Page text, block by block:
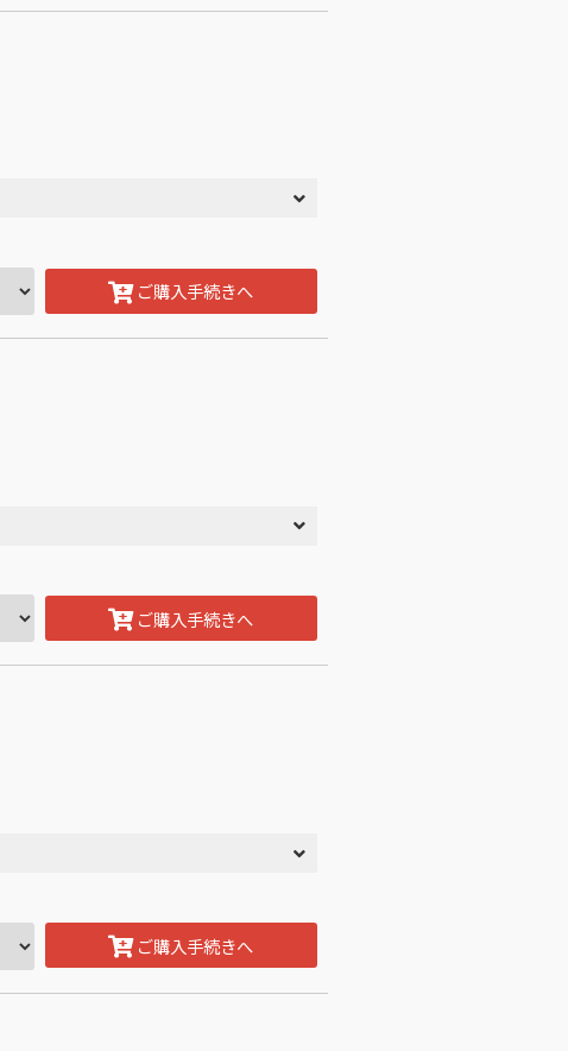
ご購入手続きへ
ご購入手続きへ
ご購入手続きへ